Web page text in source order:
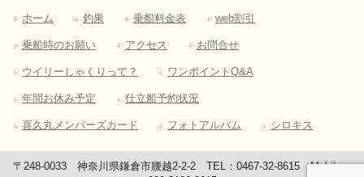
ホーム 釣果 乗船料金表 web割引
乗船時のお願い アクセス お問合せ
ウイリーしゃくりって？ ワンポイントQ&A
年間お休み予定 仕立船予約状況
喜久丸メンバーズカード フォトアルバム シロキス
〒248-0033 神奈川県鎌倉市腰越2-2-2 TEL：0467-32-8615 Mobile：